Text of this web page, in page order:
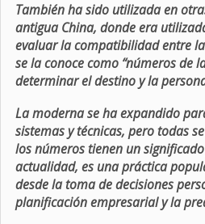
También ha sido utilizada en
antigua China, donde era
evaluar la compatibilidad entre
se la conoce como “números de
determinar el destino y la
La moderna se ha expandido
sistemas y técnicas, pero todas
los números tienen un
actualidad, es una práctica
desde la toma de decisiones
planificación empresarial y la